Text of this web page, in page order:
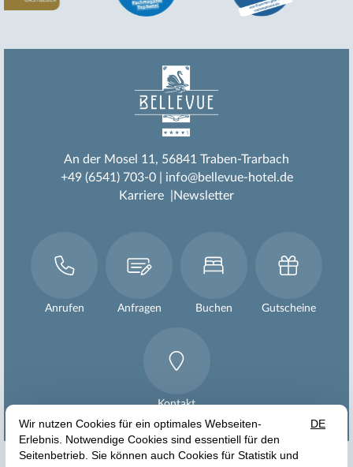
An der Mosel 11 56841 Traben-Trarbach
+49 (6541) 703-0
info@bellevue-hotel.de
Karriere
Newsletter
Anrufen Anfragen Buchen Gutscheine
Kontakt
  